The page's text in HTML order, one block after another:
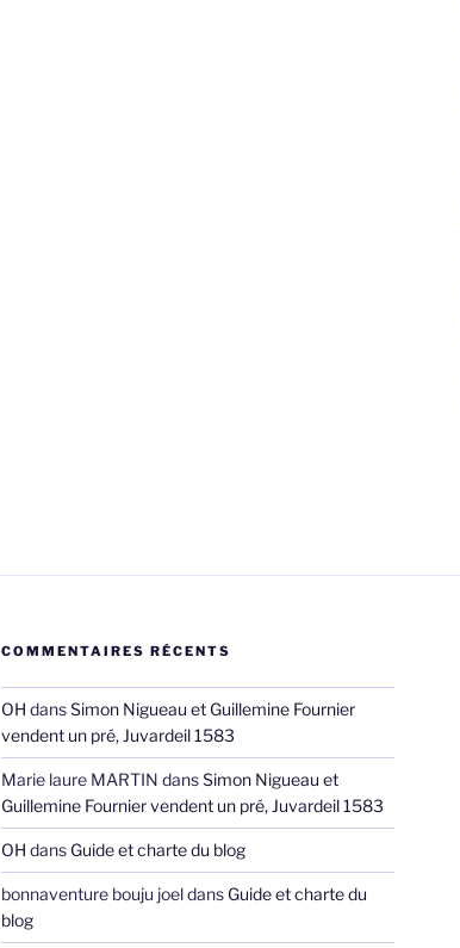
COMMENTAIRES RÉCENTS
OH dansSimon Nigueau et Guillemine Fournier
vendent un pré, Juvardeil 1583
Marie laure MARTIN dansSimon Nigueau et
Guillemine Fournier vendent un pré, Juvardeil 1583
OH dans Guide et charte du blog
bonnaventure bouju joeldans Guide et charte du
blog